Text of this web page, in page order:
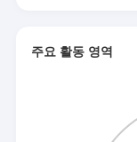
주요 활동 영역